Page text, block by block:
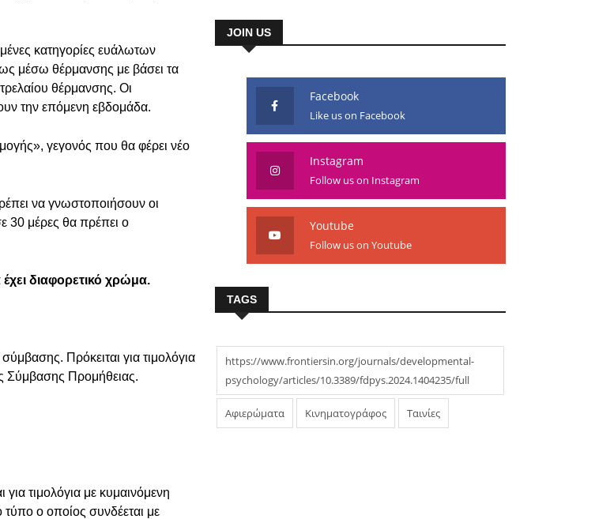
κατηγορίες ευάλωτων
μέσω θέρμανσης με βάσει τα
θέρμανσης. Οι
την επόμενη εβδομάδα.
γεγονός που θα φέρει νέο
να γνωστοποιήσουν οι
30 μέρες θα πρέπει ο
διαφορετικό χρώμα.
Πρόκειται για τιμολόγια
Σύμβασης Προμήθειας.
τιμολόγια με κυμαινόμενη
ο οποίος συνδέεται με
JOIN US
Facebook
Like us on Facebook
Instagram
Follow us on Instagram
Youtube
Follow us on Youtube
TAGS
https://www.frontiersin.org/journals/developmental-
psychology/articles/10.3389/fdpys.2024.1404235/full
Αφιερώματα Κινηματογράφος Ταινίες